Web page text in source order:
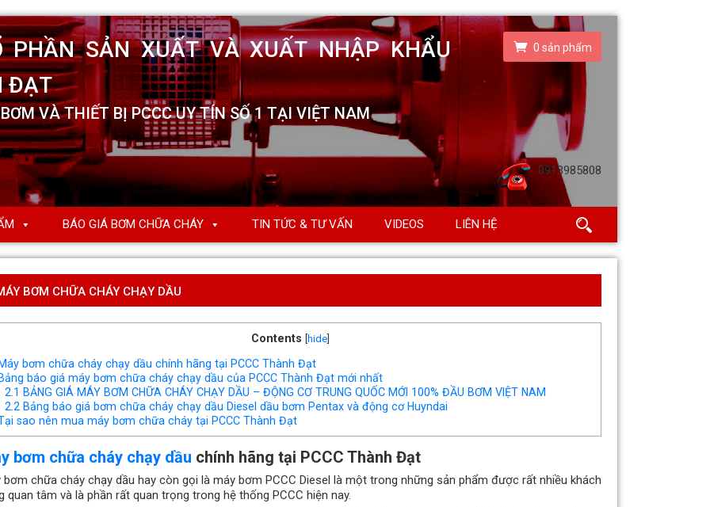
0 sản phẩm
0913985808
BÁO GIÁ BƠM CHỮA CHÁY TIN TỨC & TƯ VẤN VIDEOS LIÊN HỆ
BƠM CHỮA CHÁY CHẠY DẦU
Contents hide
Máy bơm chữa cháy chạy dầu chính hãng tại PCCC Thành Đạt
Bảng báo giá máy bơm chữa cháy chạy dầu của PCCC Thành Đạt mới nhất
2.1 BẢNG GIÁ MÁY BƠM CHỮA CHÁY CHẠY DẦU – ĐỘNG CƠ TRUNG QUỐC MỚI 100% ĐẦU BƠM VIỆT NAM
2.2 Bảng báo giá bơm chữa cháy chạy dầu Diesel dầu bơm Pentax và động cơ Huyndai
sao nên mua máy bơm chữa cháy tại PCCC Thành Đạt
bơm chữa cháy chạy dầu chính hãng tại PCCC Thành Đạt
bơm chữa cháy chạy dầu hay còn gọi là máy bơm PCCC Diesel là một trong những sản phẩm được rất nhiều khách
quan tâm và là phần rất quan trọng trong hệ thống PCCC hiện nay.